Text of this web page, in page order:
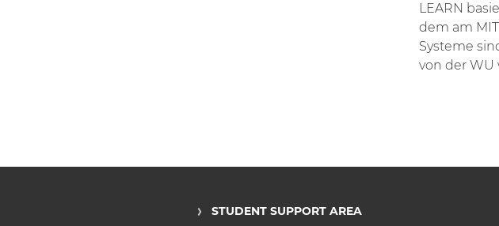
LEARN
dem am
Systeme
von der
STUDENT SUPPORT AREA